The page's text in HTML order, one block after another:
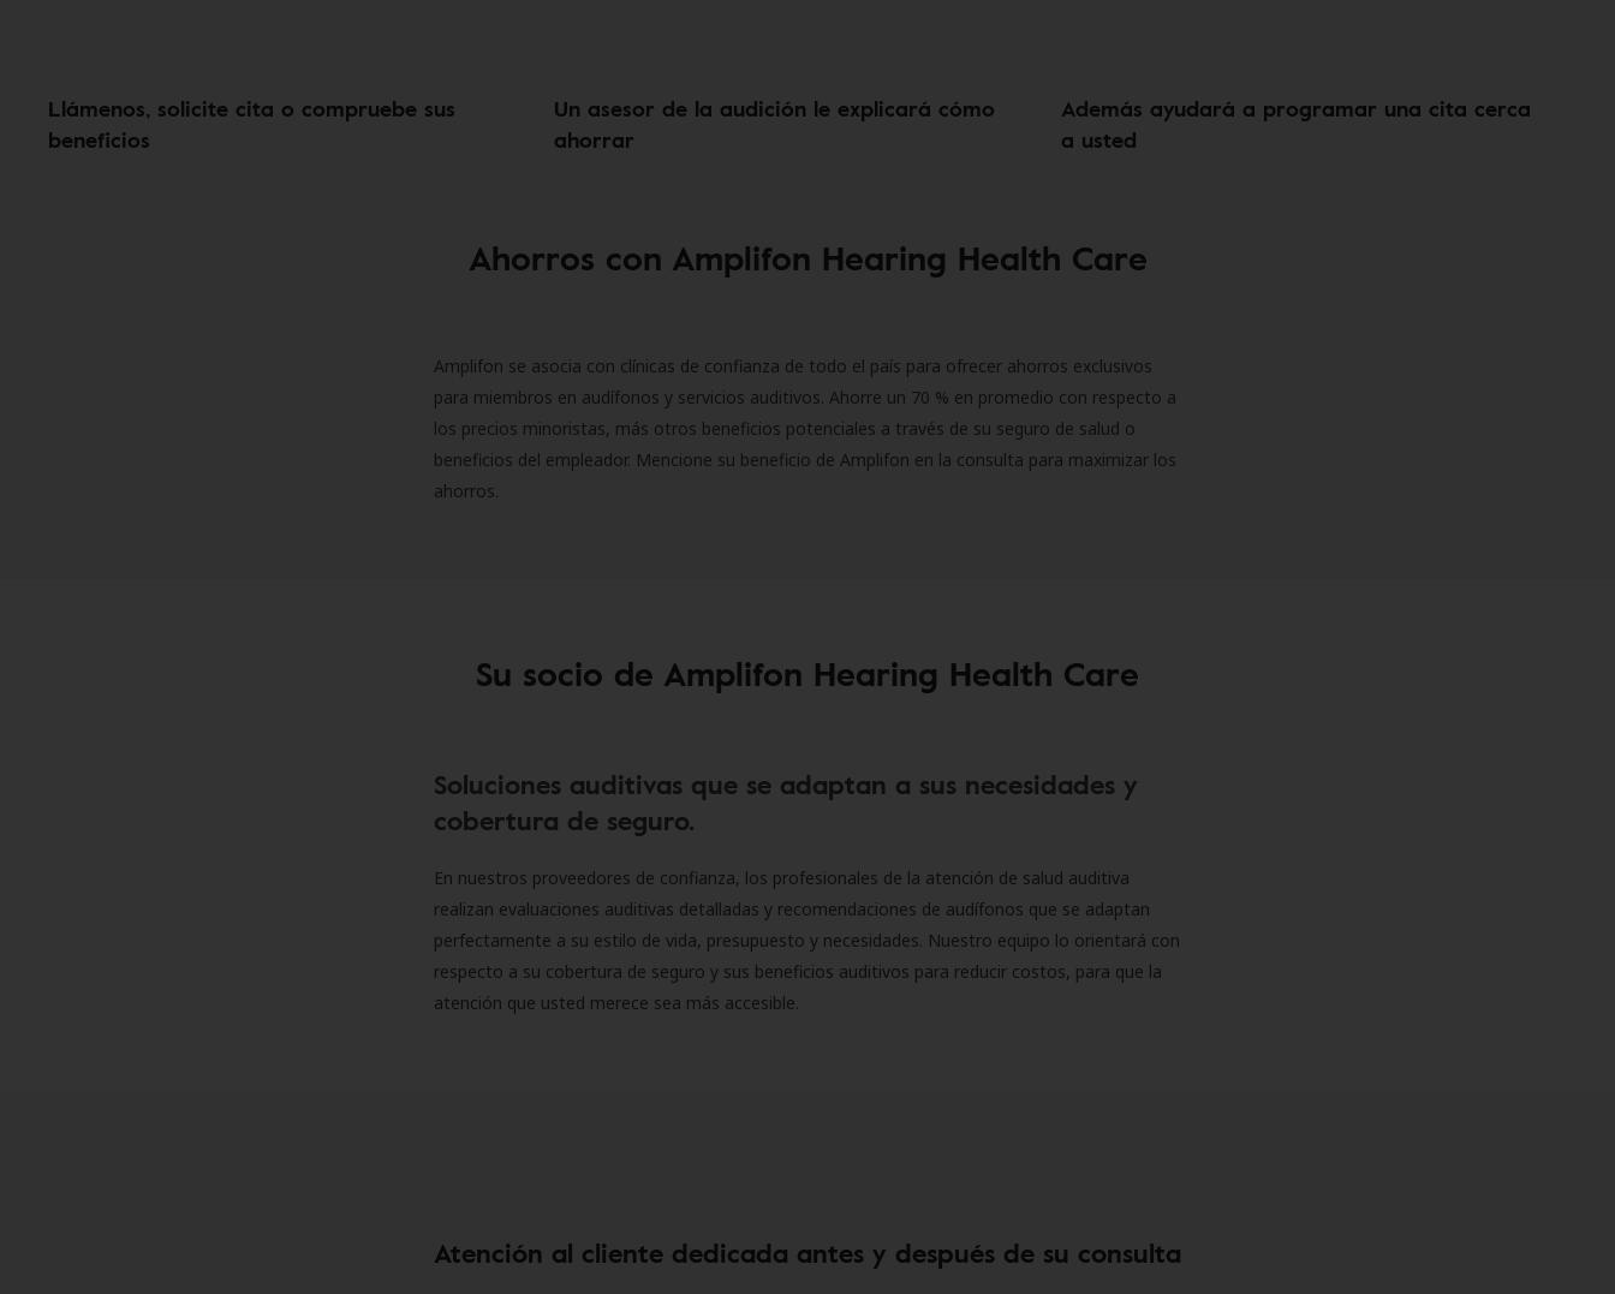
Llámenos, solicite cita o compruebe sus
beneficios
Un asesor de la audición le explicará cómo
ahorrar
Además ayudará a programar una cita cerca
a usted
Ahorros con Amplifon Hearing Health Care
Amplifon se asocia con clínicas de confianza de todo el país para ofrecer ahorros exclusivos
para miembros en audífonos y servicios auditivos. Ahorre un 70 % en promedio con respecto a
los precios minoristas, más otros beneficios potenciales a través de su seguro de salud o
beneficios del empleador. Mencione su beneficio de Amplifon en la consulta para maximizar los
ahorros.
Su socio de Amplifon Hearing Health Care
Soluciones auditivas que se adaptan a sus necesidades y
cobertura de seguro.
En nuestros proveedores de confianza, los profesionales de la atención de salud auditiva
realizan evaluaciones auditivas detalladas y recomendaciones de audífonos que se adaptan
perfectamente a su estilo de vida, presupuesto y necesidades. Nuestro equipo lo orientará con
respecto a su cobertura de seguro y sus beneficios auditivos para reducir costos, para que la
atención que usted merece sea más accesible.
Atención al cliente dedicada antes y después de su consulta